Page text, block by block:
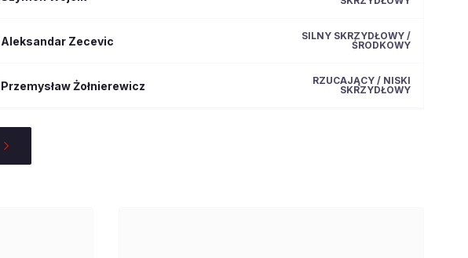
Aleksandar Zecevic
SILNY SKRZYDŁOWY /
ŚRODKOWY
PrzemysławŻołnierewicz
RZUCAJĄCY / NISKI
SKRZYDŁOWY